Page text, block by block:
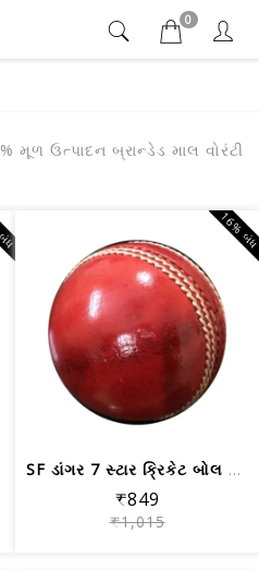
0
મૂળ ઉત્પાદન બ્રાન્ડેડ માલ વોરંટી
SF ડાંગર 7 સ્ટાર ક્રિકેટ બોલ લાલ ખાસ ...
₹849
₹1,015
16%